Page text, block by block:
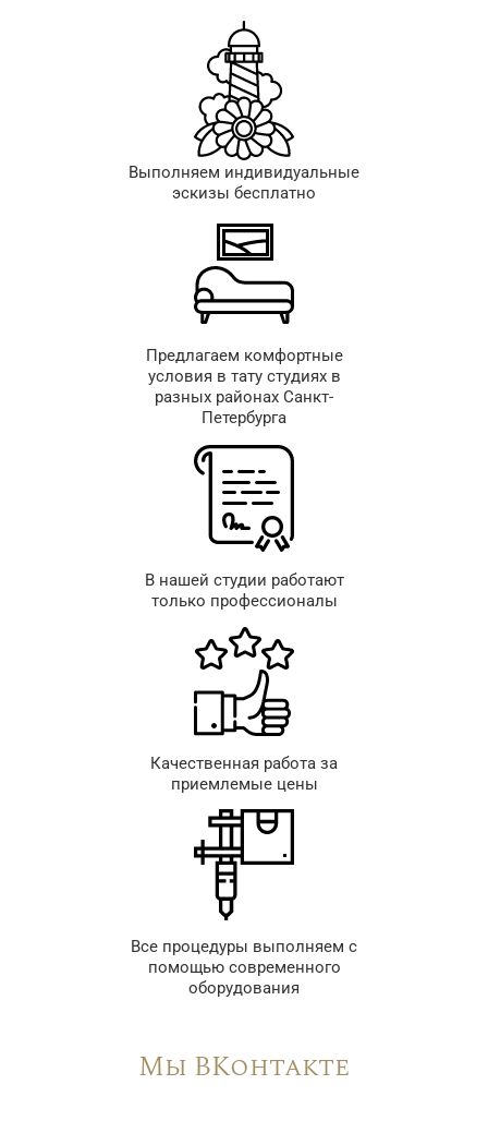
Выполняем индивидуальные
эскизы бесплатно
Предлагаем комфортные
условия в тату студиях в
разных районах Санкт-
Петербурга
В нашей студии работают
только профессионалы
Качественная работа за
приемлемые цены
Все процедуры выполняем с
помощью современного
оборудования
Мы ВКонтакте